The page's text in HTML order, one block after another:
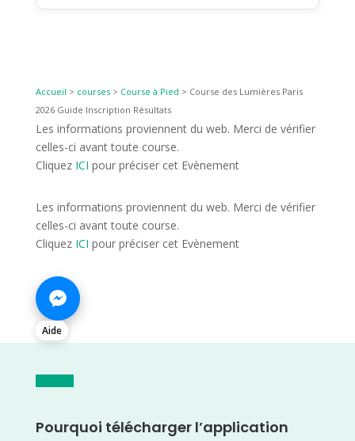
Accueil > courses> Course à Pied > Course des Lumières Paris
2026 Guide Inscription Résultats
Les informations proviennent du web. Merci de vérifier
celles-ci avant toute course.
Cliquez ICI pour préciser cet Evènement
Les informations proviennent du web. Merci de vérifier
celles-ci avant toute course.
Cliquez ICI pour préciser cet Evènement
Aide
Pourquoi télécharger l’application